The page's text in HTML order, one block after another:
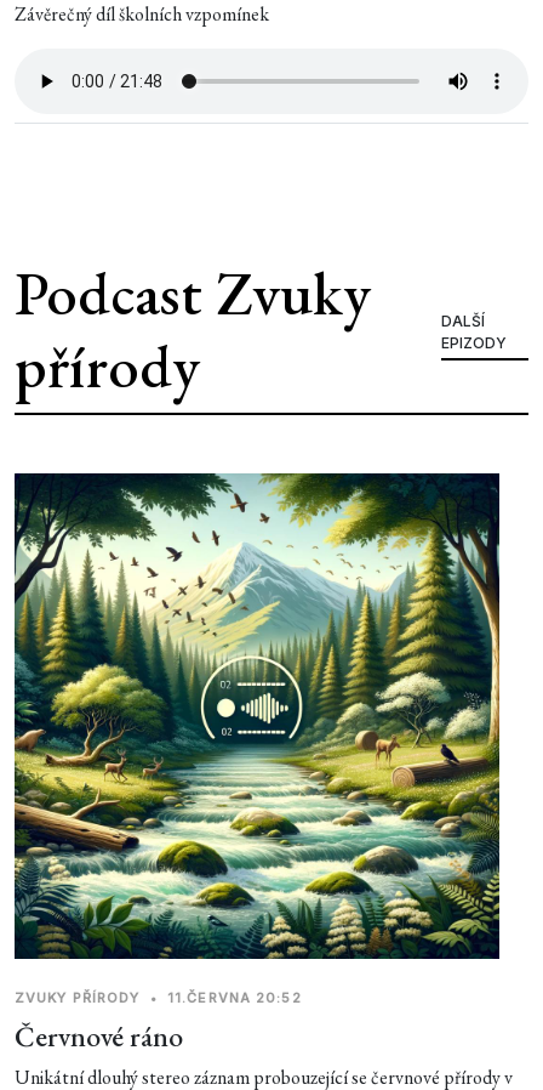
Závěrečný díl školních vzpomínek
Podcast Zvuky
přírody
DALŠÍ
EPIZODY
ZVUKY PŘÍRODY • 11.ČERVNA 20:52
Červnové ráno
Unikátní dlouhý stereo záznam probouzející se červnové přírody v